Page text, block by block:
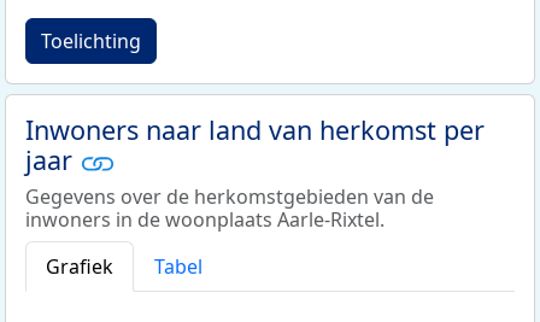
Toelichting
Inwoners naar land van herkomst per
jaar
Gegevens over de herkomstgebieden van de
inwoners in de woonplaats Aarle-Rixtel.
Grafiek
Tabel